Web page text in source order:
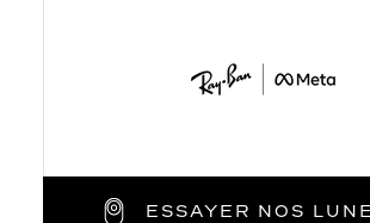
ESSAYER NOS